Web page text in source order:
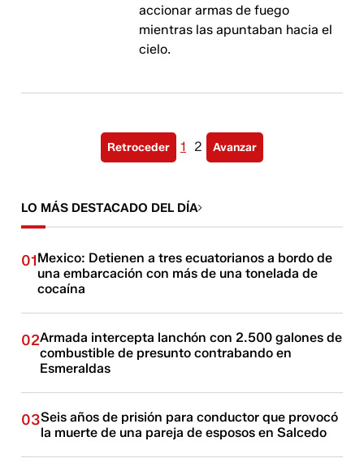
accionar armas de fuego
mientras las apuntaban hacia el
cielo.
Retroceder 1 2 Avanzar
LO MÁS DESTACADO DEL DÍA
01Mexico: Detienen a tres ecuatorianos a bordo de
una embarcación con más de una tonelada de
cocaína
02Armada intercepta lanchón con 2.500 galones de
combustible de presunto contrabando en
Esmeraldas
03Seis años de prisión para conductor que provocó
la muerte de una pareja de esposos en Salcedo